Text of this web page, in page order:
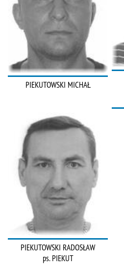
PIEKUTOWSKI MICHAŁ
PIEKUTOWSKI RADOSŁAW
ps. PIEKUT